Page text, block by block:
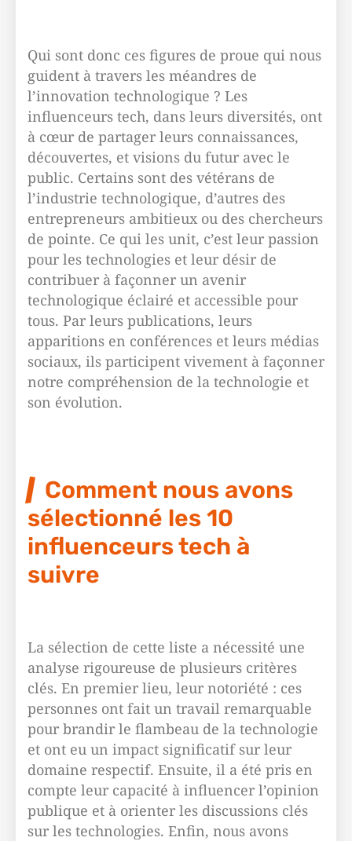
Qui sont donc ces figures de proue qui nous
guident à travers les méandres de
l’innovation technologique ? Les
influenceurs tech, dans leurs diversités, ont
à cœur de partager leurs connaissances,
découvertes, et visions du futur avec le
public. Certains sont des vétérans de
l’industrie technologique, d’autres des
entrepreneurs ambitieux ou des chercheurs
de pointe. Ce qui les unit, c’est leur passion
pour les technologies et leur désir de
contribuer à façonner un avenir
technologique éclairé et accessible pour
tous. Par leurs publications, leurs
apparitions en conférences et leurs médias
sociaux, ils participent vivement à façonner
notre compréhension de la technologie et
son évolution.
Comment nous avons
sélectionné les 10
influenceurs tech à
suivre
La sélection de cette liste a nécessité une
analyse rigoureuse de plusieurs critères
clés. En premier lieu, leur notoriété : ces
personnes ont fait un travail remarquable
pour brandir le flambeau de la technologie
et ont eu un impact significatif sur leur
domaine respectif. Ensuite, il a été pris en
compte leur capacité à influencer l’opinion
publique et à orienter les discussions clés
sur les technologies. Enfin, nous avons